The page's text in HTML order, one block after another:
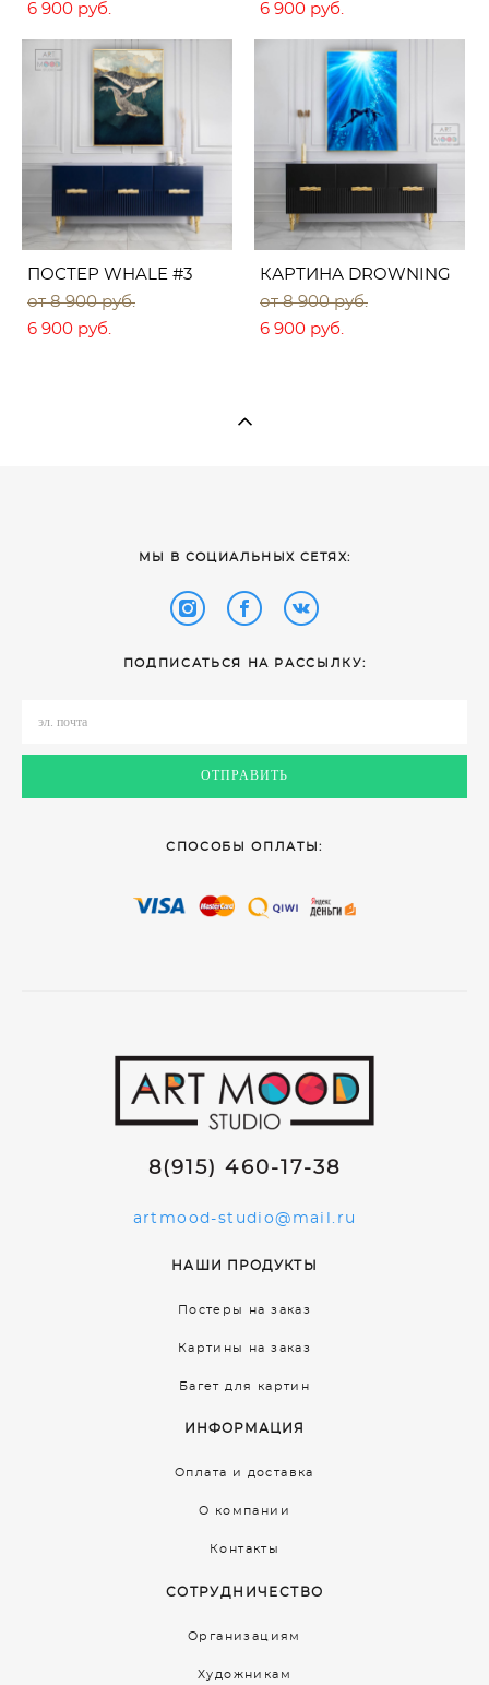
6 900 pуб.
6 900 pуб.
ПОСТЕР WHALE #3
от 8 900 pуб.
6 900 pуб.
КАРТИНА DROWNING
от 8 900 pуб.
6 900 pуб.
​МЫ В СОЦИАЛЬНЫХ СЕТЯХ:
ПОДПИСАТЬСЯ НА РАССЫЛКУ:
ОТПРАВИТЬ
СПОСОБЫ ОПЛАТЫ:
8(915) 460-17-38
artmood-studio@mail.ru
НАШИ ПРОДУКТЫ
Постеры на заказ
Картины на заказ
Багет для картин
ИНФОРМАЦИЯ
Оплата и доставка
О компании
Контакты
СОТРУДНИЧЕСТВО
Организациям
Художникам